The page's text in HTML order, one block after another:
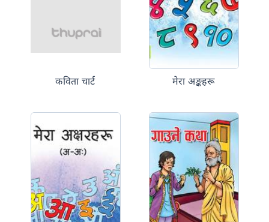
कविता चार्ट मेरा अङ्कहरू